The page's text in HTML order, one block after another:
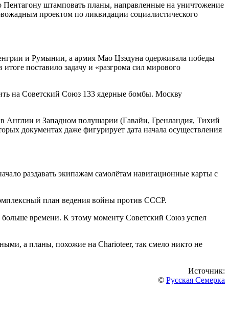
штамповать планы, направленные на уничтожение
проектом по ликвидации социалистического
и Румынии, а армия Мао Цзэдуна одерживала победы
поставило задачу и «разгрома сил мирового
на Советский Союз 133 ядерные бомбы. Москву
Англии и Западном полушарии (Гавайи, Гренландия, Тихий
документах даже фигурирует дата начала осуществления
раздавать экипажам самолётам навигационные карты с
план ведения войны против СССР.
больше времени. К этому моменту Советский Союз успел
а планы, похожие на Charioteer, так смело никто не
Источник:
© Русская Семерка